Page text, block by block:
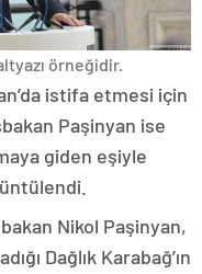
örneğidir.
istifa etmesi için
Paşinyan ise
giden eşiyle
Nikol Paşinyan,
Dağlık Karabağ’ın